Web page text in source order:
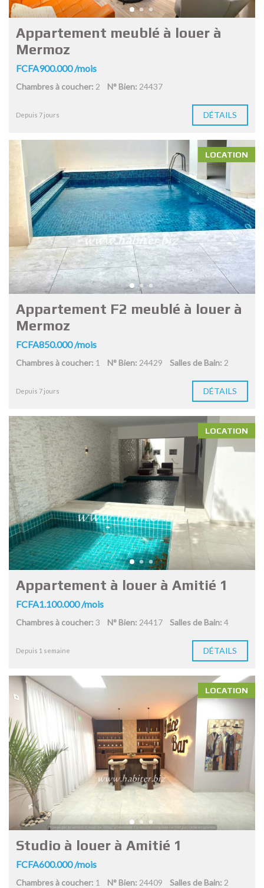
Appartement meublé à louer à
Mermoz
FCFA900.000 /mois
Chambres à coucher: 2 N° Bien: 24437
Depuis 7 jours DÉTAILS
LOCATION
Appartement F2 meublé à louer à
Mermoz
FCFA850.000 /mois
Chambres à coucher: 1 N° Bien: 24429 Salles de Bain: 2
Depuis 7 jours DÉTAILS
LOCATION
Appartement à louer à Amitié 1
FCFA1.100.000 /mois
Chambres à coucher: 3 N° Bien: 24417 Salles de Bain: 4
Depuis 1 semaine DÉTAILS
LOCATION
Studio à louer à Amitié 1
FCFA600.000 /mois
Chambres à coucher: 1 N° Bien: 24409 Salles de Bain: 2